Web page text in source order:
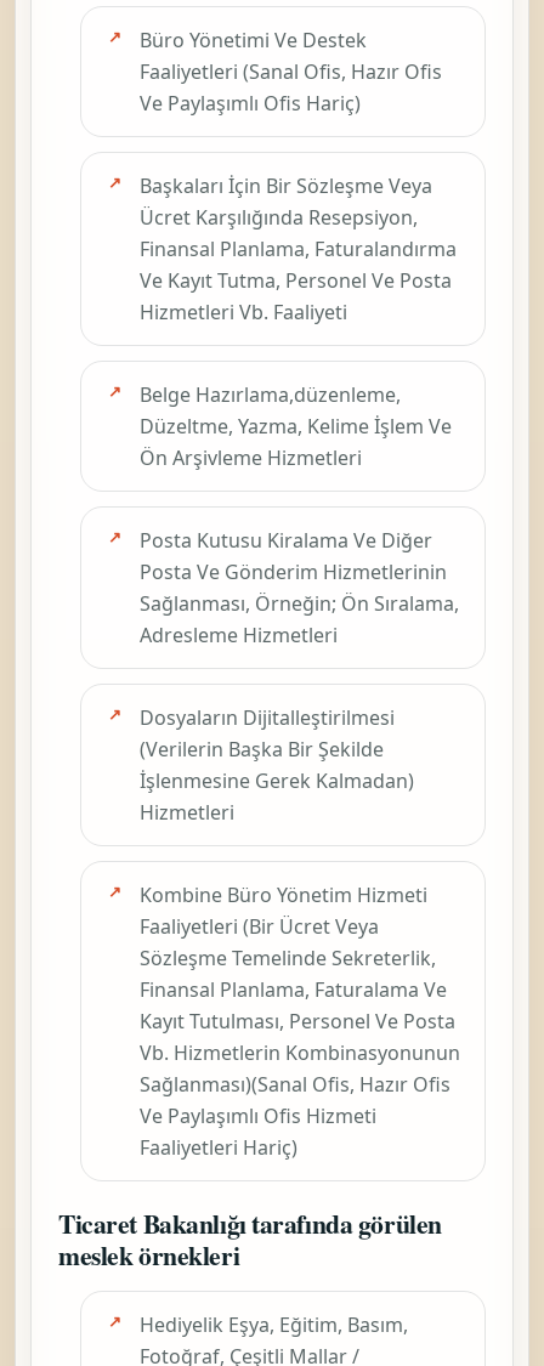
Büro Yönetimi Ve Destek
Faaliyetleri (Sanal Ofis, Hazır Ofis
Ve Paylaşımlı Ofis Hariç)
Başkaları İçin Bir Sözleşme Veya
Ücret Karşılığında Resepsiyon,
Finansal Planlama, Faturalandırma
Ve Kayıt Tutma, Personel Ve Posta
Hizmetleri Vb. Faaliyeti
Belge Hazırlama,düzenleme,
Düzeltme, Yazma, Kelime İşlem Ve
Ön Arşivleme Hizmetleri
Posta Kutusu Kiralama Ve Diğer
Posta Ve Gönderim Hizmetlerinin
Sağlanması, Örneğin; Ön Sıralama,
Adresleme Hizmetleri
Dosyaların Dijitalleştirilmesi
(Verilerin Başka Bir Şekilde
İşlenmesine Gerek Kalmadan)
Hizmetleri
Kombine Büro Yönetim Hizmeti
Faaliyetleri (Bir Ücret Veya
Sözleşme Temelinde Sekreterlik,
Finansal Planlama, Faturalama Ve
Kayıt Tutulması, Personel Ve Posta
Vb. Hizmetlerin Kombinasyonunun
Sağlanması)(Sanal Ofis, Hazır Ofis
Ve Paylaşımlı Ofis Hizmeti
Faaliyetleri Hariç)
Ticaret Bakanlığı tarafında görülen
meslek örnekleri
Hediyelik Eşya, Eğitim, Basım,
Fotoğraf, Çeşitli Mallar /